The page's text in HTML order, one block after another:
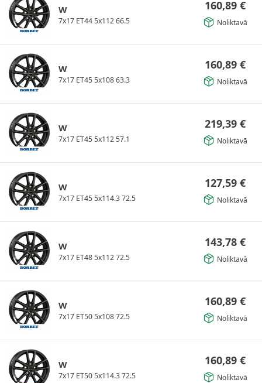
W
7x17 ET44 5x112 66.5
160,89 €
Noliktavā
W
7x17 ET45 5x108 63.3
160,89 €
Noliktavā
W
7x17 ET45 5x112 57.1
219,39 €
Noliktavā
W
7x17 ET45 5x114.3 72.5
127,59 €
Noliktavā
W
7x17 ET48 5x112 72.5
143,78 €
Noliktavā
W
7x17 ET50 5x108 72.5
160,89 €
Noliktavā
W
7x17 ET50 5x114.3 72.5
160,89 €
Noliktavā